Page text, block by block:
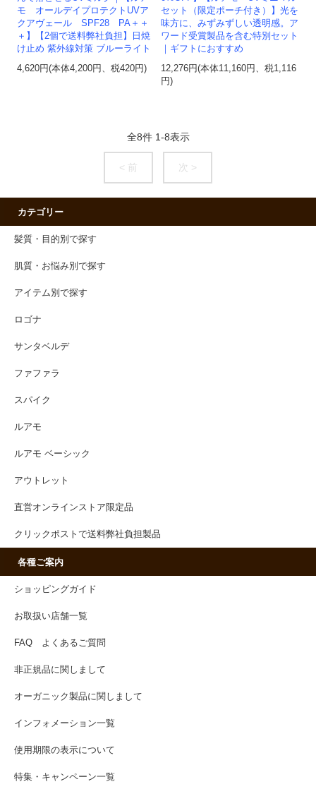
モ オールデイプロテクトUVア
クアヴェール SPF28 PA＋＋
＋】【2個で送料弊社負担】日焼
け止め 紫外線対策 ブルーライト
4,620円(本体4,200円、税420円)
セット（限定ポーチ付き）】光を
味方に、みずみずしい透明感。ア
ワード受賞製品を含む特別セット
｜ギフトにおすすめ
12,276円(本体11,160円、税1,116
円)
全8件 1-8表示
< 前 次 >
カテゴリー
髪質・目的別で探す
肌質・お悩み別で探す
アイテム別で探す
ロゴナ
サンタベルデ
ファファラ
スパイク
ルアモ
ルアモ ベーシック
アウトレット
直営オンラインストア限定品
クリックポストで送料弊社負担製品
各種ご案内
ショッピングガイド
お取扱い店舗一覧
FAQ よくあるご質問
非正規品に関しまして
オーガニック製品に関しまして
インフォメーション一覧
使用期限の表示について
特集・キャンペーン一覧